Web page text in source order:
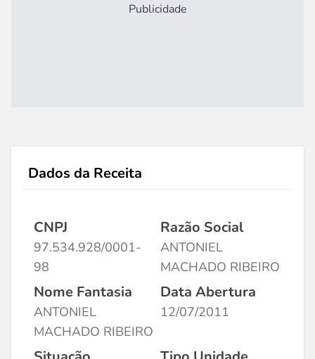
Publicidade
Dados da Receita
CNPJ
97.534.928/0001-
98
Razão Social
ANTONIEL
MACHADO RIBEIRO
Nome Fantasia
ANTONIEL
MACHADO RIBEIRO
Data Abertura
12/07/2011